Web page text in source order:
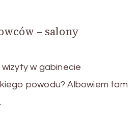
– salony
w gabinecie
powodu? Albowiem tam